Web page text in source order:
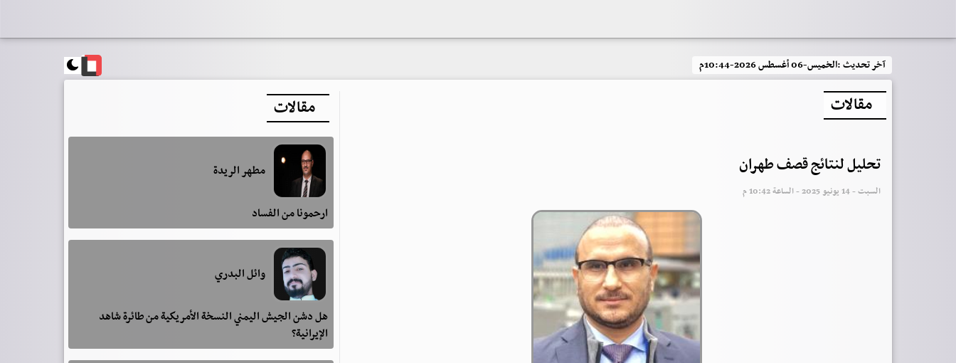
آخر تحديث :الخميس-06 أغسطس 2026-10:44م
مقالات
‏تحليل لنتائج قصف طهران
السبت - 14 يونيو 2025 - الساعة 10:42 م
مقالات
مطهر الريدة
ارحمونا من الفساد
وائل البدري
هل دشن الجيش اليمني النسخة الأمريكية من طائرة شاهد
الإيرانية؟